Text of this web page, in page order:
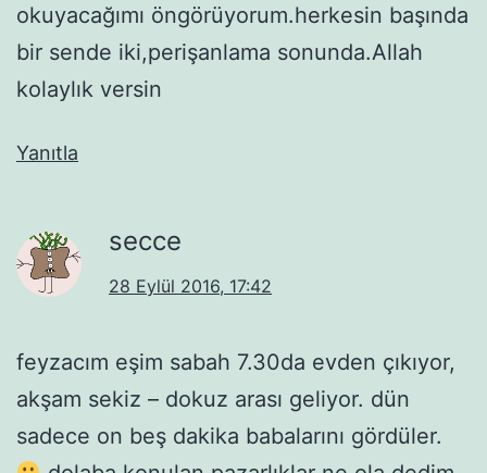
okuyacağımı öngörüyorum.herkesin başında
bir sende iki,perişanlama sonunda.Allah
kolaylık versin
Yanıtla
secce
28 Eylül 2016, 17:42
feyzacım eşim sabah 7.30da evden çıkıyor,
akşam sekiz – dokuz arası geliyor. dün
sadece on beş dakika babalarını gördüler.